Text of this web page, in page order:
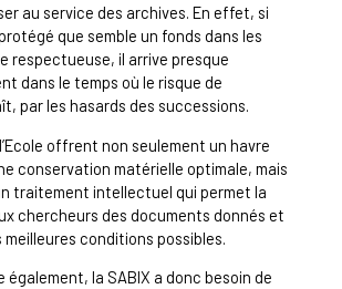
au service des archives. En effet, si
que semble un fonds dans les
respectueuse, il arrive presque
dans le temps où le risque de
par les hasards des successions.
offrent non seulement un havre
conservation matérielle optimale, mais
traitement intellectuel qui permet la
chercheurs des documents donnés et
conditions possibles.
également, la SABIX a donc besoin de